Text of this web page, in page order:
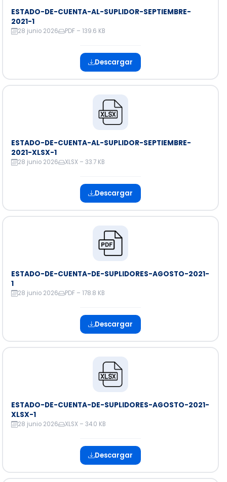
ESTADO-DE-CUENTA-AL-SUPLIDOR-SEPTIEMBRE-
2021-1
28 junio 2026 PDF – 139.6 KB
Descargar
ESTADO-DE-CUENTA-AL-SUPLIDOR-SEPTIEMBRE-
2021-XLSX-1
28 junio 2026 XLSX – 33.7 KB
Descargar
ESTADO-DE-CUENTA-DE-SUPLIDORES-AGOSTO-2021-
1
28 junio 2026 PDF – 178.8 KB
Descargar
ESTADO-DE-CUENTA-DE-SUPLIDORES-AGOSTO-2021-
XLSX-1
28 junio 2026 XLSX – 34.0 KB
Descargar